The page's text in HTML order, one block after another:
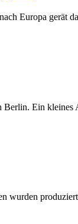
Europa gerät
Berlin. Ein kleines
wurden